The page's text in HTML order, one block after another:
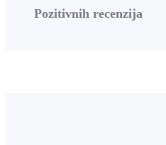
Pozitivnih recenzija